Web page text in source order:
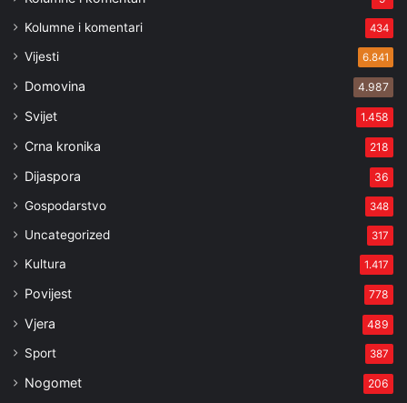
Kolumne i komentari 434
Vijesti 6.841
Domovina 4.987
Svijet 1.458
Crna kronika 218
Dijaspora 36
Gospodarstvo 348
Uncategorized 317
Kultura 1.417
Povijest 778
Vjera 489
Sport 387
Nogomet 206